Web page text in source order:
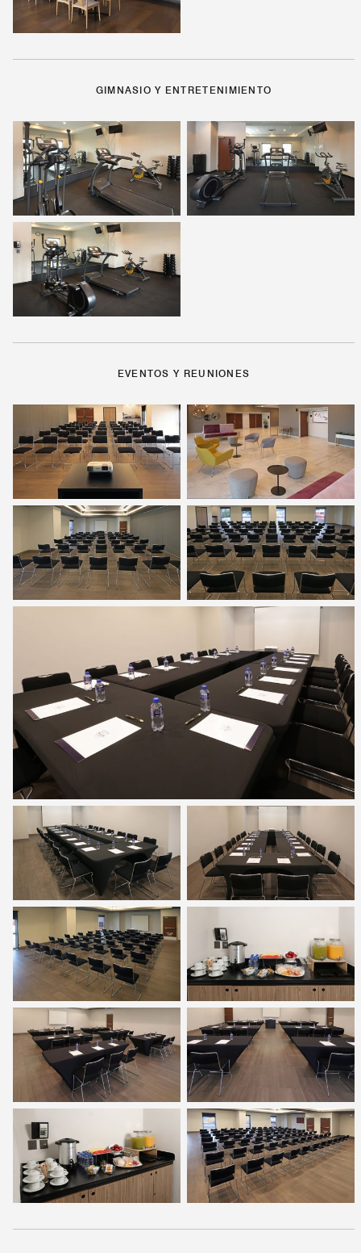
GIMNASIO Y ENTRETENIMIENTO
EVENTOS Y REUNIONES